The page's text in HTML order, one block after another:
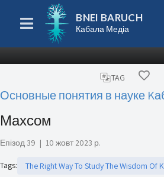
BNEI BARUCH
Кабала Медіа
TAG
Основные понятия в науке
Махсом
Епізод 39 | 10 жовт 2023 р.
Tags: The Right Way To Study The Wisdom Of